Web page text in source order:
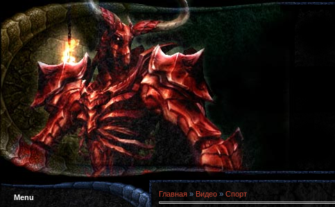
Menu
Главная » Видео » Спорт